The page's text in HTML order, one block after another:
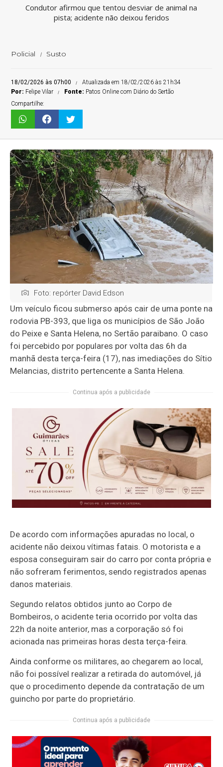
Condutor afirmou que tentou desviar de animal na
pista; acidente não deixou feridos
Policial Susto
18/02/2026 às 07h00
Atualizada em 18/02/2026 às 21h34
Por: Felipe Vilar Fonte: Patos Online com Diário do Sertão
Compartilhe:
Foto: repórter David Edson
Um veículo ficou submerso após cair de uma ponte na
rodovia PB-393, que liga os municípios de São João
do Peixe e Santa Helena, no Sertão paraibano. O caso
foi percebido por populares por volta das 6h da
manhã desta terça-feira (17), nas imediações do Sítio
Melancias, distrito pertencente a Santa Helena.
Continua após a publicidade
De acordo com informações apuradas no local, o
acidente não deixou vítimas fatais. O motorista e a
esposa conseguiram sair do carro por conta própria e
não sofreram ferimentos, sendo registrados apenas
danos materiais.
Segundo relatos obtidos junto ao Corpo de
Bombeiros, o acidente teria ocorrido por volta das
22h da noite anterior, mas a corporação só foi
acionada nas primeiras horas desta terça-feira.
Ainda conforme os militares, ao chegarem ao local,
não foi possível realizar a retirada do automóvel, já
que o procedimento depende da contratação de um
guincho por parte do proprietário.
Continua após a publicidade